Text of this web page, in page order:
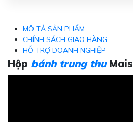
MÔ TẢ SẢN PHẨM
CHÍNH SÁCH GIAO HÀNG
HỖ TRỢ DOANH NGHIỆP
Hộp bánh trung thu